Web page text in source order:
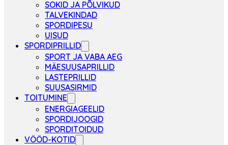
SOKID JA PÕLVIKUD
TALVEKINDAD
SPORDIPESU
UISUD
SPORDIPRILLID
SPORT JA VABA AEG
MÄESUUSAPRILLID
LASTEPRILLID
SUUSASIRMID
TOITUMINE
ENERGIAGEELID
SPORDIJOOGID
SPORDITOIDUD
VÖÖD-KOTID